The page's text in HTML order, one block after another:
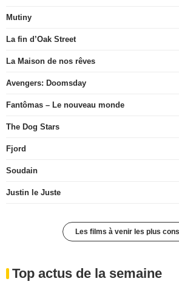
Mutiny
La fin d’Oak Street
La Maison de nos rêves
Avengers: Doomsday
Fantômas – Le nouveau monde
The Dog Stars
Fjord
Soudain
Justin le Juste
Les films à venir les plus
Top actus de la semaine